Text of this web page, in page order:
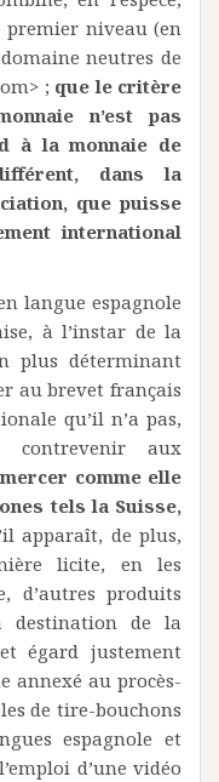
premier niveau (en
neutres de
; que le critère
n’est pas
à la monnaie de
dans la
que puisse
international
langue espagnole
à l’instar de la
plus déterminant
au brevet français
qu’il n’a pas,
aux
comme elle
tels la Suisse,
apparaît, de plus,
licite, en les
d’autres produits
destination de la
égard justement
annexé au procès-
de tire-bouchons
espagnole et
d’une vidéo